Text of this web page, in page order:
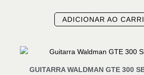
ADICIONAR AO
GUITARRA WALDMAN GTE 300